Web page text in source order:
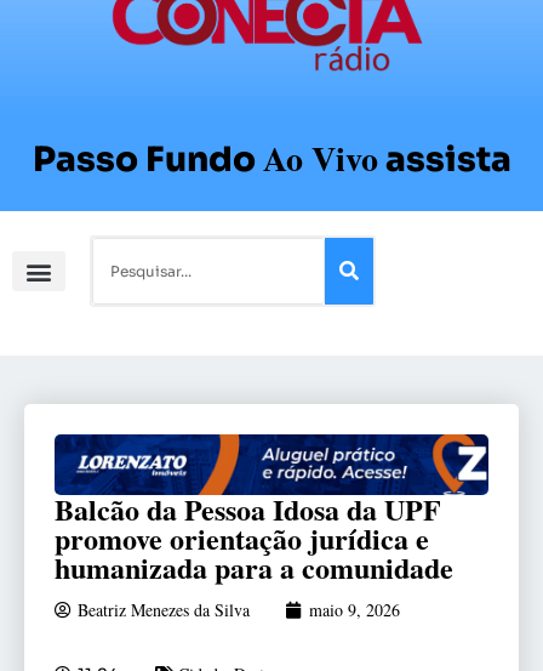
Passo FundoAo Vivoassista
Balcão da Pessoa Idosa da UPF
promove orientação jurídica e
humanizada para a comunidade
Beatriz Menezes da Silva maio 9, 2026